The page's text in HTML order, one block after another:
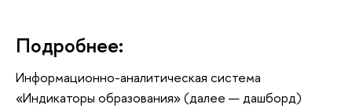
Подробнее:
Информационно-аналитическая система
«Индикаторы образования» (далее — дашборд)